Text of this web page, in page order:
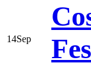
14Sep